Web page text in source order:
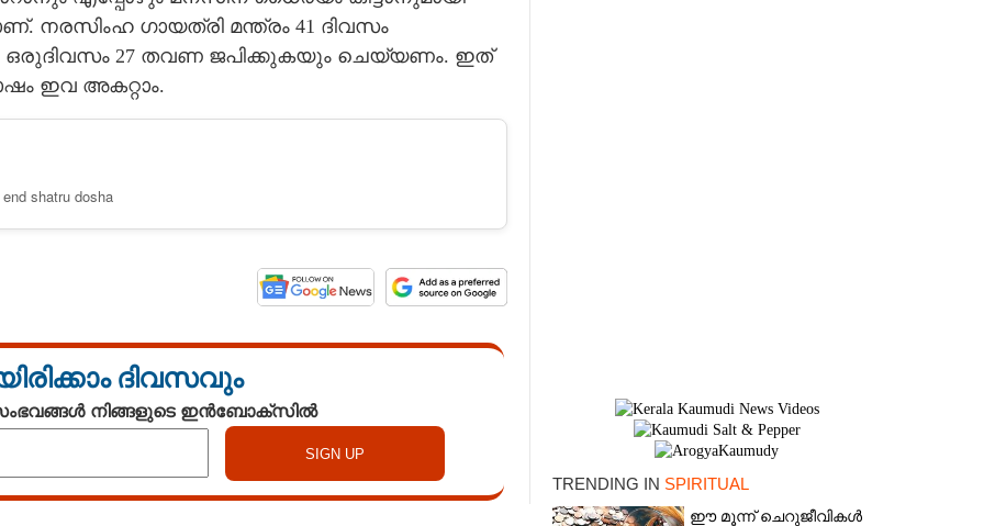
നരസിംഹ ഗായത്രി മന്ത്രം 41 ദിവസം
ഒരുദിവസം 27 തവണ ജപിക്കുകയും ചെയ്യണം. ഇത്
ഇവ അകറ്റാം.
shatru dosha
ദിവസവും
നിങ്ങളുടെ ഇൻബോക്സിൽ
TRENDING IN SPIRITUAL
ഈ മൂന്ന് ചെറുജീവികൾ